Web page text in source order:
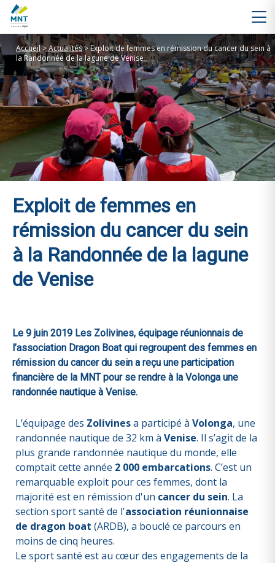
Accueil>Actualités>Exploit de femmes en rémission du cancer du sein à
la Randonnée de la lagune de Venise
Exploit de femmes en
rémission du cancer du sein
à la Randonnée de la lagune
de Venise
Le 9 juin 2019 Les Zolivines, équipage réunionnais de
l’association Dragon Boat qui regroupent des femmes en
rémission du cancer du sein a reçu une participation
financière de la MNT pour se rendre à la Volonga une
randonnée nautique à Venise.
L’équipage des Zolivinesa participé à Volonga, une
randonnée nautique de 32 km à Venise. Il s’agit de la
plus grande randonnée nautique du monde, elle
comptait cette année 2 000 embarcations. C’est un
remarquable exploit pour ces femmes, dont la
majorité est en rémission d'un cancer du sein. La
section sport santé de l'association réunionnaise
de dragon boat (ARDB), a bouclé ce parcours en
moins de cinq heures.
Le sport santé est au cœur des engagements de la